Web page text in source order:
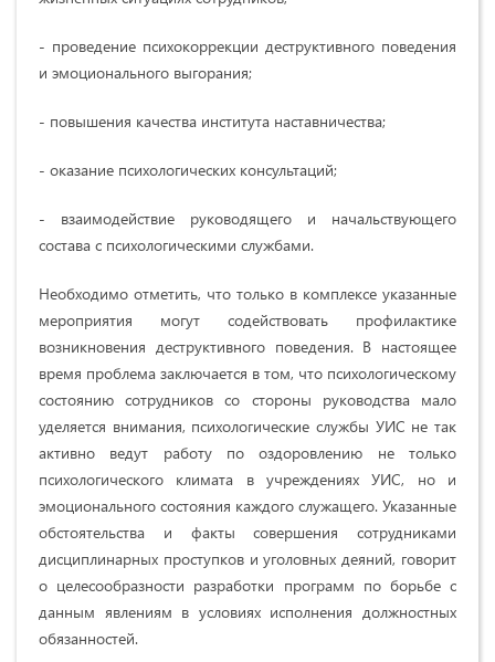
- проведение психокоррекции деструктивного поведения
и эмоционального выгорания;
- повышения качества института наставничества;
- оказание психологических консультаций;
- взаимодействие руководящего и начальствующего
состава с психологическими службами.
Необходимо отметить, что только в комплексе указанные
мероприятия могут содействовать профилактике
возникновения деструктивного поведения. В настоящее
время проблема заключается в том, что психологическому
состоянию сотрудников со стороны руководства мало
уделяется внимания, психологические службы УИС не так
активно ведут работу по оздоровлению не только
психологического климата в учреждениях УИС, но и
эмоционального состояния каждого служащего. Указанные
обстоятельства и факты совершения сотрудниками
дисциплинарных проступков и уголовных деяний, говорит
о целесообразности разработки программ по борьбе с
данным явлениям в условиях исполнения должностных
обязанностей.